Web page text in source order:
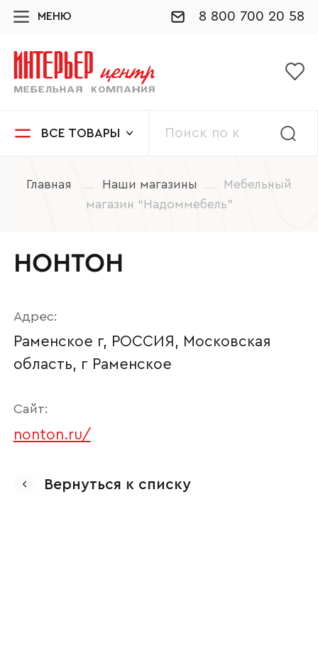
МЕНЮ 8 800 700 20 58
ВСЕ ТОВАРЫ
Главная Наши магазины
Мебельный
магазин “Надоммебель”
НОНТОН
Адрес:
Раменское г, РОССИЯ, Московская
область, г Раменское
Сайт:
nonton.ru/
Вернуться к списку